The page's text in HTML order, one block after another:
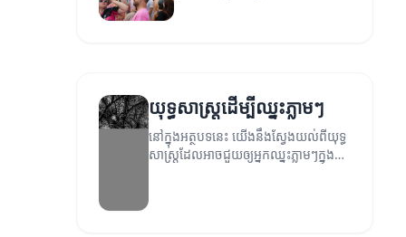
យុទ្ធសាស្ត្រដើម្បីឈ្នះភ្លាមៗ
នៅក្នុងអត្ថបទនេះ យើងនឹងស្វែងយល់ពីយុទ្ធ
សាស្ត្រដែលអាចជួយឲ្យអ្នកឈ្នះភ្លាមៗក្នុង